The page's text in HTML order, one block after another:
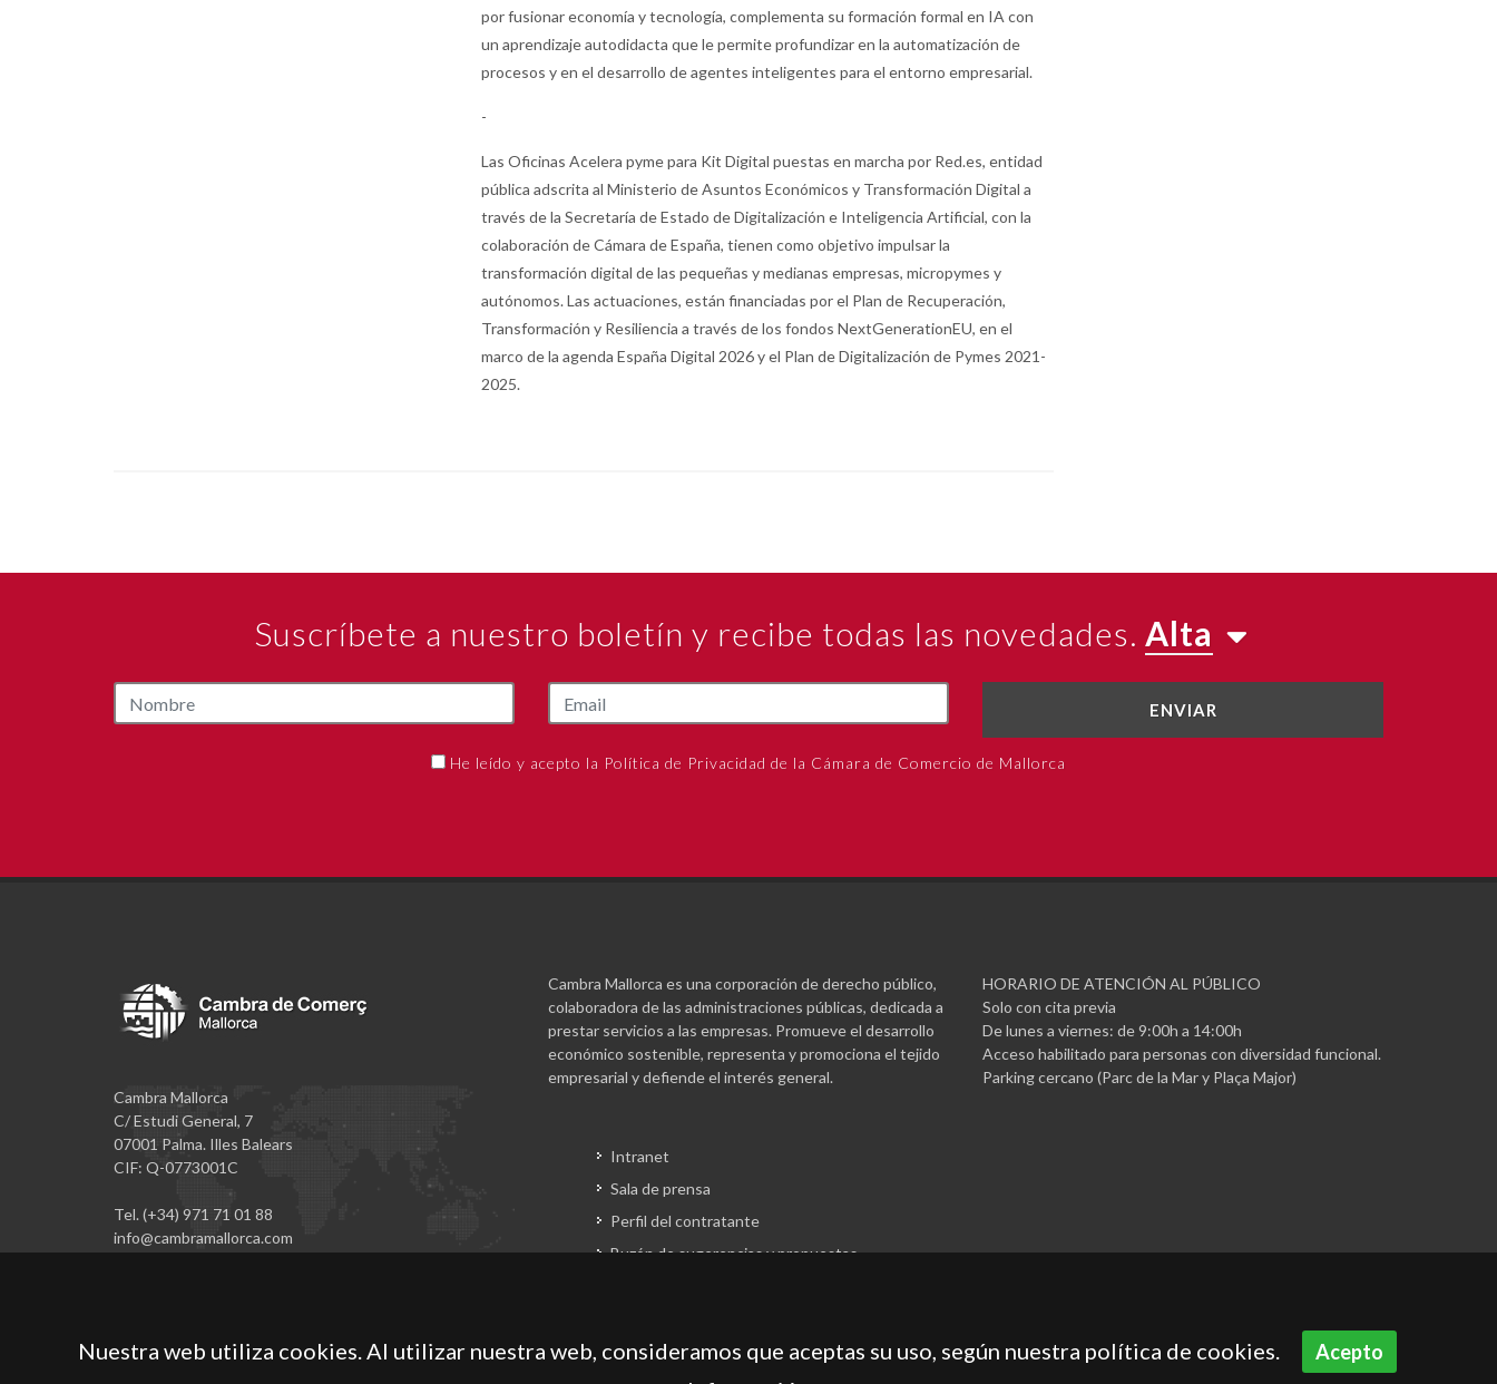
por fusionar economía y tecnología, complementa su formación formal en IA con
un aprendizaje autodidacta que le permite profundizar en la automatización de
procesos y en el desarrollo de agentes inteligentes para el entorno empresarial.
-
Las Oficinas Acelera pyme para Kit Digital puestas en marcha por Red.es, entidad
pública adscrita al Ministerio de Asuntos Económicos y Transformación Digital a
través de la Secretaría de Estado de Digitalización e Inteligencia Artificial, con la
colaboración de Cámara de España, tienen como objetivo impulsar la
transformación digital de las pequeñas y medianas empresas, micropymes y
autónomos. Las actuaciones, están financiadas por el Plan de Recuperación,
Transformación y Resiliencia a través de los fondos NextGenerationEU, en el
marco de la agenda España Digital 2026 y el Plan de Digitalización de Pymes 2021-
2025.
Suscríbete a nuestro boletín y recibe todas las novedades. Alta
ENVIAR
He leído y acepto la Política de Privacidad de la Cámara de Comercio de Mallorca
Cambra Mallorca
C/ Estudi General, 7
07001 Palma. Illes Balears
CIF: Q-0773001C
Tel. (+34) 971 71 01 88
info@cambramallorca.com
Cambra Mallorca es una corporación de derecho público,
colaboradora de las administraciones públicas, dedicada a
prestar servicios a las empresas. Promueve el desarrollo
económico sostenible, representa y promociona el tejido
empresarial y defiende el interés general.
Intranet
Sala de prensa
Perfil del contratante
Buzón de sugerencias y propuestas
HORARIO DE ATENCIÓN AL PÚBLICO
Solo con cita previa
De lunes a viernes: de 9:00h a 14:00h
Acceso habilitado para personas con diversidad funcional.
Parking cercano (Parc de la Mar y Plaça Major)
Nuestra web utiliza cookies. Al utilizar nuestra web, consideramos que aceptas su uso, según nuestra política de cookies. Acepto